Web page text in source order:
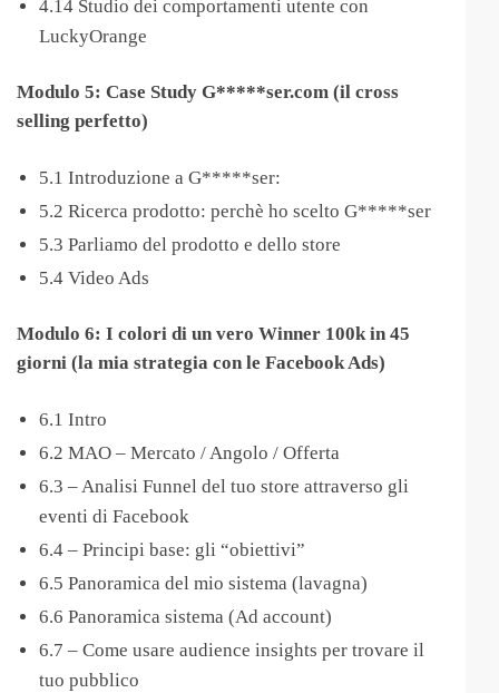
4.14 Studio dei comportamenti utente con
LuckyOrange
Modulo 5: Case Study G*****ser.com (il cross
selling perfetto)
5.1 Introduzione a G*****ser:
5.2 Ricerca prodotto: perchè ho scelto G*****ser
5.3 Parliamo del prodotto e dello store
5.4 Video Ads
Modulo 6: I colori di un vero Winner 100k in 45
giorni (la mia strategia con le Facebook Ads)
6.1 Intro
6.2 MAO – Mercato / Angolo / Offerta
6.3 – Analisi Funnel del tuo store attraverso gli
eventi di Facebook
6.4 – Principi base: gli “obiettivi”
6.5 Panoramica del mio sistema (lavagna)
6.6 Panoramica sistema (Ad account)
6.7 – Come usare audience insights per trovare il
tuo pubblico